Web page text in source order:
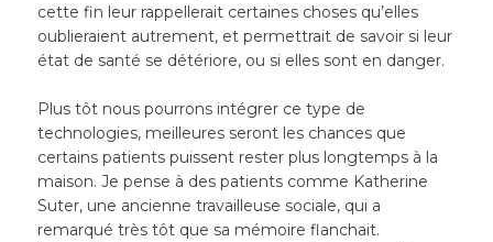
cette fin leur rappellerait certaines choses qu’elles
oublieraient autrement, et permettrait de savoir si leur
état de santé se détériore, ou si elles sont en danger.
Plus tôt nous pourrons intégrer ce type de
technologies, meilleures seront les chances que
certains patients puissent rester plus longtemps à la
maison. Je pense à des patients comme Katherine
Suter, une ancienne travailleuse sociale, qui a
remarqué très tôt que sa mémoire flanchait.